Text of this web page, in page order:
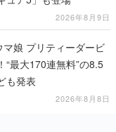
2026年8月9日
マ娘 プリティーダービ
“最大170連無料”の8.5
も発表
2026年8月8日